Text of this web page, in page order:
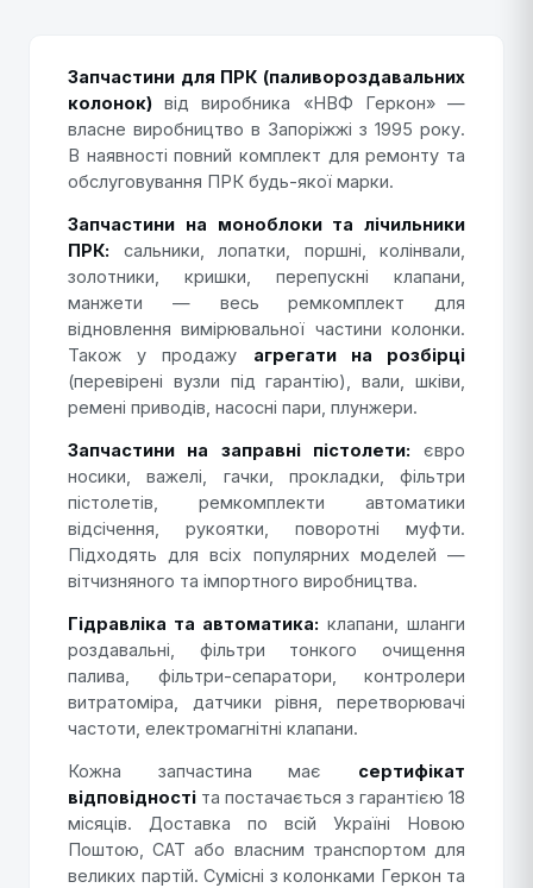
Запчастини для ПРК (паливороздавальних
колонок) від виробника «НВФ Геркон» —
власне виробництво в Запоріжжі з 1995 року.
В наявності повний комплект для ремонту та
обслуговування ПРК будь-якої марки.
Запчастини на моноблоки та лічильники
ПРК: сальники, лопатки, поршні, колінвали,
золотники, кришки, перепускні клапани,
манжети — весь ремкомплект для
відновлення вимірювальної частини колонки.
Також у продажу агрегати на розбірці
(перевірені вузли під гарантію), вали, шківи,
ремені приводів, насосні пари, плунжери.
Запчастини на заправні пістолети: євро
носики, важелі, гачки, прокладки, фільтри
пістолетів, ремкомплекти автоматики
відсічення, рукоятки, поворотні муфти.
Підходять для всіх популярних моделей —
вітчизняного та імпортного виробництва.
Гідравліка та автоматика: клапани, шланги
роздавальні, фільтри тонкого очищення
палива, фільтри-сепаратори, контролери
витратоміра, датчики рівня, перетворювачі
частоти, електромагнітні клапани.
Кожна запчастина має сертифікат
відповідності та постачається з гарантією 18
місяців. Доставка по всій Україні Новою
Поштою, САТ або власним транспортом для
великих партій. Сумісні з колонками Геркон та